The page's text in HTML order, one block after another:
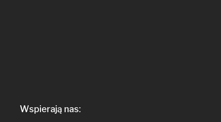
Wspierają nas: